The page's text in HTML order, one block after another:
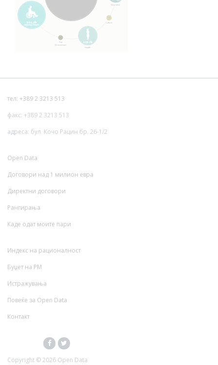
тел: +389 2 3213 513
факс: +389 2 3213 513
адреса: бул. Кочо Рацин бр. 26-1/2
Open Data
Договори над 1 милион евра
Директни договори
Рангирања
Каде одат моите пари
Индекс на рационалност
Буџет на РМ
Истражувања
Повеќе за Open Data
Контакт
Copyright ©2026 Open Data